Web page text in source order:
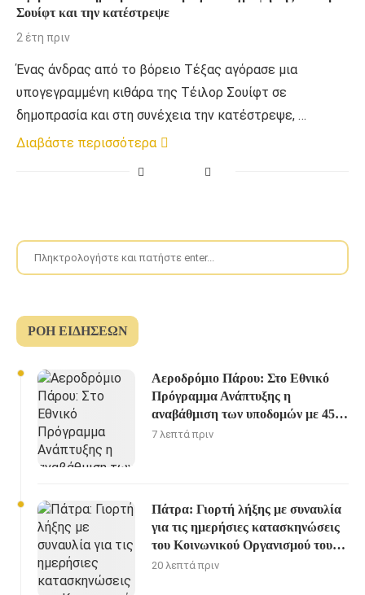
Σουίφτ και την κατέστρεψε
2 έτη πριν
Ένας άνδρας από το βόρειο Τέξας αγόρασε μια
υπογεγραμμένη κιθάρα της Τέιλορ Σουίφτ σε
δημοπρασία και στη συνέχεια την κατέστρεψε, …
Διαβάστε περισσότερα
ΡΟΉ ΕΙΔΉΣΕΩΝ
Αεροδρόμιο Πάρου: Στο Εθνικό
Πρόγραμμα Ανάπτυξης η
αναβάθμιση των υποδομών με 45,4
εκατ. ευρώ
7 λεπτά πριν
Πάτρα: Γιορτή λήξης με συναυλία
για τις ημερήσιες κατασκηνώσεις
του Κοινωνικού Οργανισμού του
Δήμου
20 λεπτά πριν